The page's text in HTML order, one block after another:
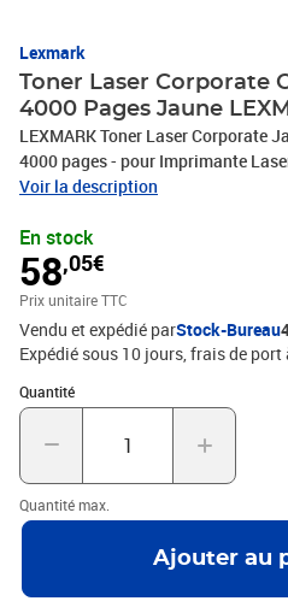
Lexmark
Toner Laser Corporate
4000 Pages Jaune
LEXMARK Toner Laser Corporate
4000 pages - pour Imprimante
510 de / 510 dhe / 510 dthe
Voir la description
En stock
58,05€
Prix unitaire TTC
Vendu et expédié parStock-Bureau
Expédié sous 10 jours, frais de port
Quantité
Quantité : 1
Quantité max.
Ajouter au